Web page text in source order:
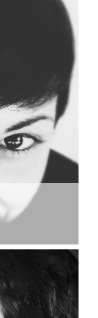
a mangiare